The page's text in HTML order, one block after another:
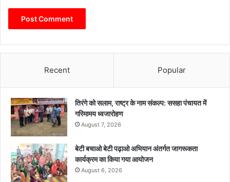
Recent Popular
तिरंगे को सलाम, राष्ट्र के नाम संकल्प: ससहा पंचायत में
गरिमामय ध्वजारोहण
August 7, 2026
बेटी बचाओ बेटी पढ़ाओ अभियान अंतर्गत जागरूकता
कार्यक्रम का किया गया आयोजन
August 6, 2026